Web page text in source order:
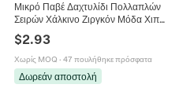
Μικρό Παβέ Δαχτυλίδι Πολλαπλών
Σειρών Χάλκινο Ζιργκόν Μόδα Χιπ
Χοπ Κομψό Στυλ Κοσμήματα
Γυναικεία
$2.93
Χωρίς MOQ · 47 πουλήθηκε πρόσφατα
Δωρεάν αποστολή